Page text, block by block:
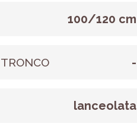
100/120 cm
-
lanceolata